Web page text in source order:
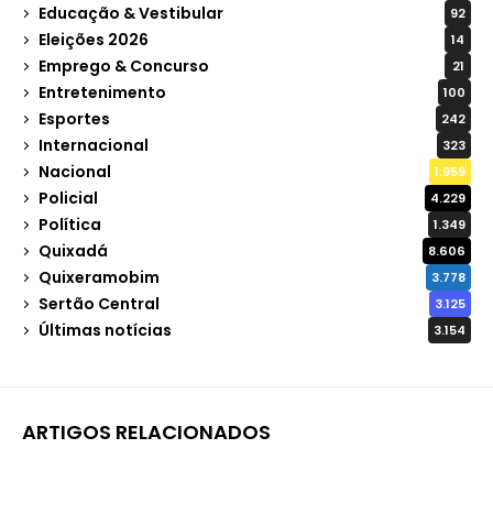
Educação & Vestibular 92
Eleições 2026 14
Emprego & Concurso 21
Entretenimento 100
Esportes 242
Internacional 323
Nacional 1.959
Policial 4.229
Política 1.349
Quixadá 8.606
Quixeramobim 3.778
Sertão Central 3.125
Últimas notícias 3.154
ARTIGOS RELACIONADOS